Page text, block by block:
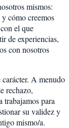
mismos:
cómo creemos
el que
de experiencias,
con nosotros
A menudo
rechazo,
trabajamos para
su validez y
mismo/a.